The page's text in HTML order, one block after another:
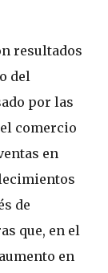
resultados
del
por las
comercio
en
de
que, en el
en